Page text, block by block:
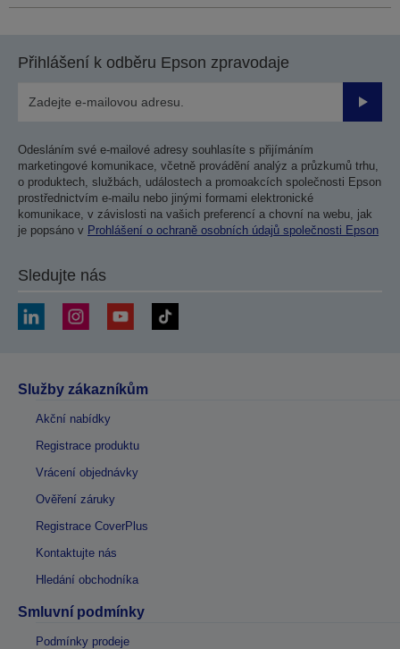
Přihlášení k odběru Epson zpravodaje
Odesláním své e-mailové adresy souhlasíte s přijímáním
marketingové komunikace, včetně provádění analýz a průzkumů trhu,
o produktech, službách, událostech a promoakcích společnosti Epson
prostřednictvím e-mailu nebo jinými formami elektronické
komunikace, v závislosti na vašich preferencí a chovní na webu, jak
je popsáno v Prohlášení o ochraně osobních údajů společnosti Epson
Sledujte nás
Služby zákazníkům
Akční nabídky
Registrace produktu
Vrácení objednávky
Ověření záruky
Registrace CoverPlus
Kontaktujte nás
Hledání obchodníka
Smluvní podmínky
Podmínky prodeje